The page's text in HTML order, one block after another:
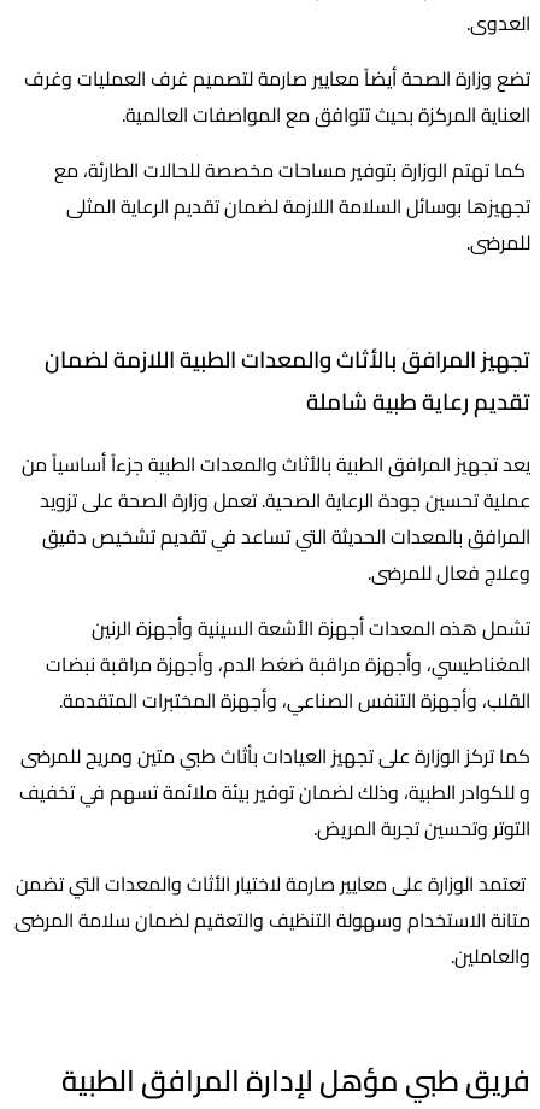
العدوى.
تضع وزارة الصحة أيضاً معايير صارمة لتصميم غرف العمليات وغرف
العناية المركزة بحيث تتوافق مع المواصفات العالمية.
كما تهتم الوزارة بتوفير مساحات مخصصة للحالات الطارئة، مع
تجهيزها بوسائل السلامة اللازمة لضمان تقديم الرعاية المثلى
للمرضى.
تجهيز المرافق بالأثاث والمعدات الطبية اللازمة لضمان
تقديم رعاية طبية شاملة
يعد تجهيز المرافق الطبية بالأثاث والمعدات الطبية جزءاً أساسياً من
عملية تحسين جودة الرعاية الصحية. تعمل وزارة الصحة على تزويد
المرافق بالمعدات الحديثة التي تساعد في تقديم تشخيص دقيق
وعلاج فعال للمرضى.
تشمل هذه المعدات أجهزة الأشعة السينية وأجهزة الرنين
المغناطيسي، وأجهزة مراقبة ضغط الدم، وأجهزة مراقبة نبضات
القلب، وأجهزة التنفس الصناعي، وأجهزة المختبرات المتقدمة.
كما تركز الوزارة على تجهيز العيادات بأثاث طبي متين ومريح للمرضى
و للكوادر الطبية، وذلك لضمان توفير بيئة ملائمة تسهم في تخفيف
التوتر وتحسين تجربة المريض.
تعتمد الوزارة على معايير صارمة لاختيار الأثاث والمعدات التي تضمن
متانة الاستخدام وسهولة التنظيف والتعقيم لضمان سلامة المرضى
والعاملين.
فريق طبي مؤهل لإدارة المرافق الطبية